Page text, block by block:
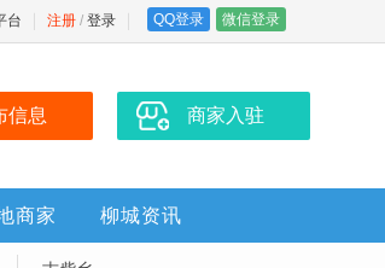
台 注册 / 登录 QQ登录 微信登录
信息 商家入驻
商家 柳城资讯